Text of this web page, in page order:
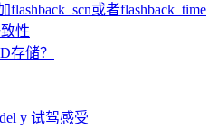
flashback_scn或者flashback_time
性
存储？
y 试驾感受